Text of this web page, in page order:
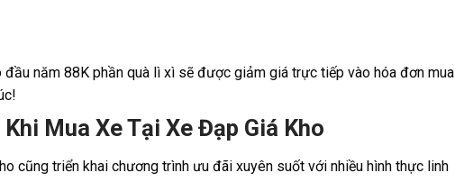
đầu năm 88K phần quà lì xì sẽ được giảm giá trực tiếp vào hóa đơn mua
Mua Xe Tại Xe Đạp Giá Kho
cũng triển khai chương trình ưu đãi xuyên suốt với nhiều hình thực linh